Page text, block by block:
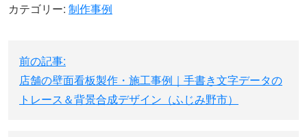
カテゴリー: 制作事例
稿
ナ
ビ
前の記事:
店舗の壁面看板製作・施工事例｜手書き文字データの
トレース＆背景合成デザイン（ふじみ野市）